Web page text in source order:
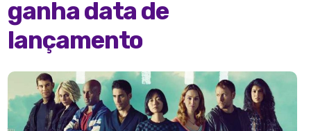
ganha data de
lançamento